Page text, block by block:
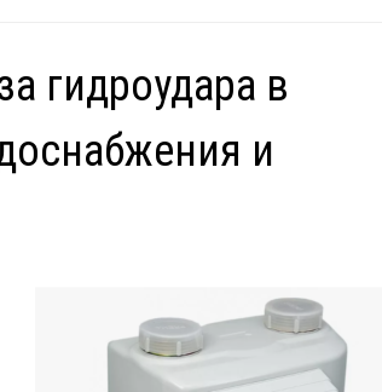
гидроудара в
и